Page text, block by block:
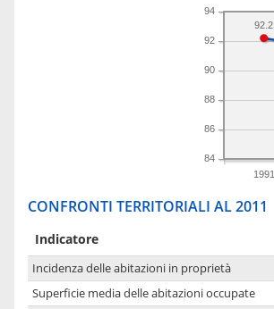
1991
84
86
88
90
92
94
92.2
CONFRONTI TERRITORIALI AL 2011
Indicatore
Incidenza delle abitazioni in proprietà
Superficie media delle abitazioni occupate